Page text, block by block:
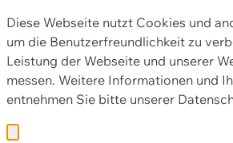
Diese Webseite nutzt Cookies und
um die Benutzerfreundlichkeit zu
Leistung der Webseite und unserer
messen. Weitere Informationen und
entnehmen Sie bitte unserer